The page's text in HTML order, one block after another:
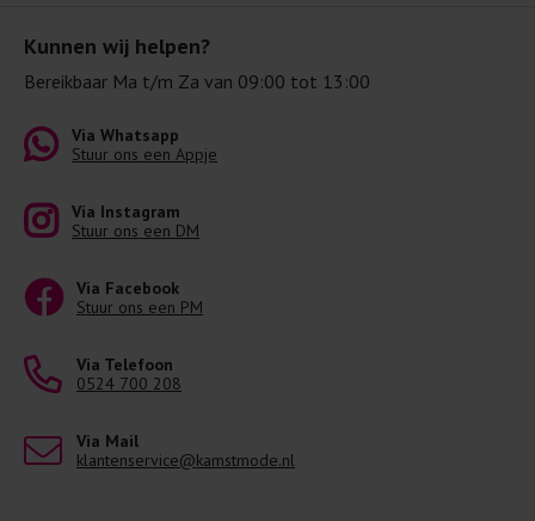
Kunnen wij helpen?
Bereikbaar Ma t/m Za van 09:00 tot 13:00
Via Whatsapp
Stuur ons een Appje
Via Instagram
Stuur ons een DM
Via Facebook
Stuur ons een PM
Via Telefoon
0524 700 208
Via Mail
klantenservice@kamstmode.nl